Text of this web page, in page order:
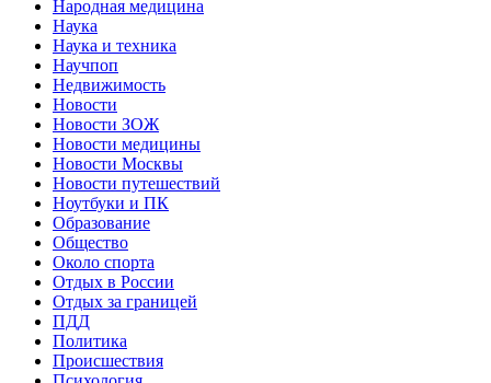
Народная медицина
Наука
Наука и техника
Научпоп
Недвижимость
Новости
Новости ЗОЖ
Новости медицины
Новости Москвы
Новости путешествий
Ноутбуки и ПК
Образование
Общество
Около спорта
Отдых в России
Отдых за границей
ПДД
Политика
Происшествия